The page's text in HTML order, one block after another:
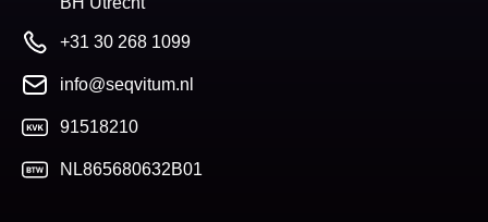
+31 30 268 1099
info@seqvitum.nl
91518210
NL865680632B01